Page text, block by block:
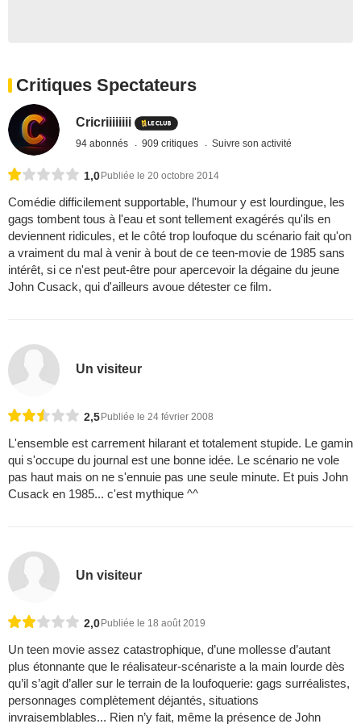
Critiques Spectateurs
Cricriiiiiiii
94 abonnés 909 critiques Suivre son activité
1,0 Publiée le 20 octobre 2014
Comédie difficilement supportable, l'humour y est lourdingue, les
gags tombent tous à l'eau et sont tellement exagérés qu'ils en
deviennent ridicules, et le côté trop loufoque du scénario fait qu'on
a vraiment du mal à venir à bout de ce teen-movie de 1985 sans
intérêt, si ce n'est peut-être pour apercevoir la dégaine du jeune
John Cusack, qui d'ailleurs avoue détester ce film.
Un visiteur
2,5Publiée le 24 février 2008
L'ensemble est carrement hilarant et totalement stupide. Le gamin
qui s'occupe du journal est une bonne idée. Le scénario ne vole
pas haut mais on ne s'ennuie pas une seule minute. Et puis John
Cusack en 1985... c'est mythique ^^
Un visiteur
2,0 Publiée le 18 août 2019
Un teen movie assez catastrophique, d’une mollesse d’autant
plus étonnante que le réalisateur-scénariste a la main lourde dès
qu’il s’agit d’aller sur le terrain de la loufoquerie: gags surréalistes,
personnages complètement déjantés, situations
invraisemblables... Rien n’y fait, même la présence de John